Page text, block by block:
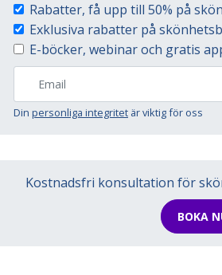
Rabatter, få upp till 50% på
Exklusiva rabatter på
E-böcker, webinar och gratis
Din personliga integritet är viktig för oss
Kostnadsfri konsultation för
BOKA